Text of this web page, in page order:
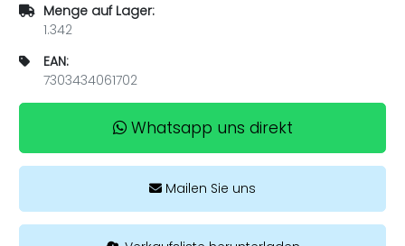
Menge auf Lager:
1.342
EAN:
7303434061702
Whatsapp uns direkt
Mailen Sie uns